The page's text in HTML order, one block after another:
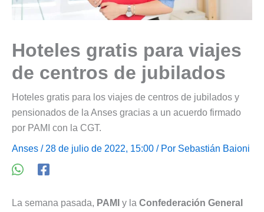
Hoteles gratis para viajes
de centros de jubilados
Hoteles gratis para los viajes de centros de jubilados y
pensionados de la Anses gracias a un acuerdo firmado
por PAMI con la CGT.
Anses / 28 de julio de 2022, 15:00 / Por Sebastián Baioni
La semana pasada, PAMI y la Confederación General